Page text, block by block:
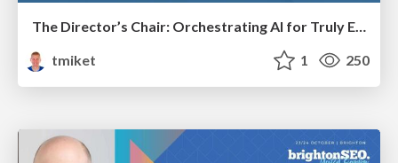
The Director’s Chair: Orchestrating AI for Truly Effective Learning
tmiket
1 250